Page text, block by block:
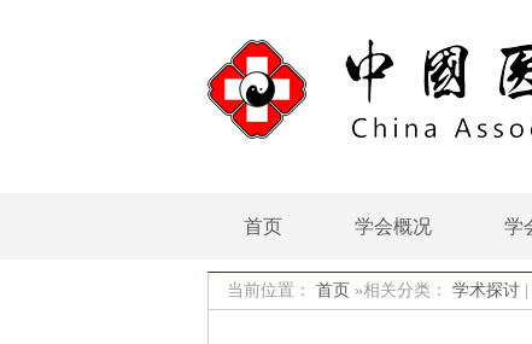
首页 学会概况 学
当前位置： 首页 »相关分类： 学术探讨